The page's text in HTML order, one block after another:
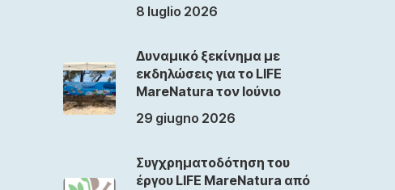
8 luglio 2026
Δυναμικό ξεκίνημα με
εκδηλώσεις για το LIFE
MareNatura τον Ιούνιο
29 giugno 2026
Συγχρηματοδότηση του
έργου LIFE MareNatura από